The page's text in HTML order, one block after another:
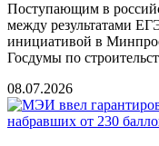
Поступающим в
между результатами
инициативой в
Госдумы по
08.07.2026